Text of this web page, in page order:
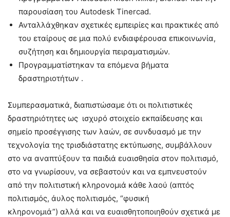
παρουσίαση του Autodesk Tinercad.
Ανταλλάχθηκαν σχετικές εμπειρίες και πρακτικές από
του εταίρους σε μια πολύ ενδιαφέρουσα επικοινωνία,
συζήτηση και δημιουργία πειραματισμών.
Προγραμματίστηκαν τα επόμενα βήματα
δραστηριοτήτων .
Συμπερασματικά, διαπιστώσαμε ότι οι πολιτιστικές
δραστηριότητες ως ισχυρό στοιχείο εκπαίδευσης και
σημείο προσέγγισης των λαών, σε συνδυασμό με την
τεχνολογία της τρισδιάστατης εκτύπωσης, συμβάλλουν
στο να αναπτύξουν τα παιδιά ευαισθησία στον πολιτισμό,
στο να γνωρίσουν, να σεβαστούν και να εμπνευστούν
από την πολιτιστική κληρονομιά κάθε λαού (απτός
πολιτισμός, άυλος πολιτισμός, “φυσική
κληρονομιά”) αλλά και να ευαισθητοποιηθούν σχετικά με